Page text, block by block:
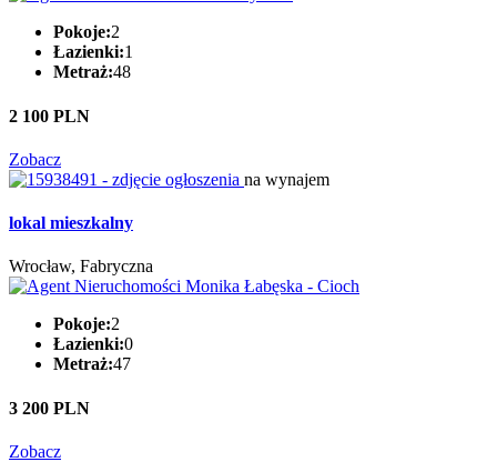
Pokoje:2
Łazienki:1
Metraż:48
2 100 PLN
Zobacz
na wynajem
lokal mieszkalny
Wrocław, Fabryczna
Pokoje:2
Łazienki:0
Metraż:47
3 200 PLN
Zobacz